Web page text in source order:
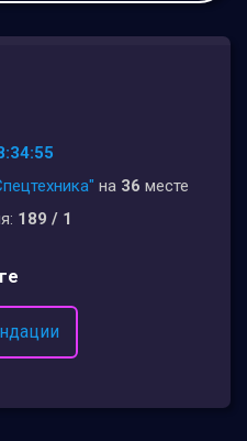
на 36 месте
189 / 1